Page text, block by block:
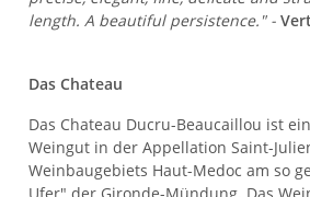
length. A beautiful persistence." -
Das Chateau
Das Chateau Ducru-Beaucaillou ist
Weingut in der Appellation Saint-
Weinbaugebiets Haut-Medoc am so